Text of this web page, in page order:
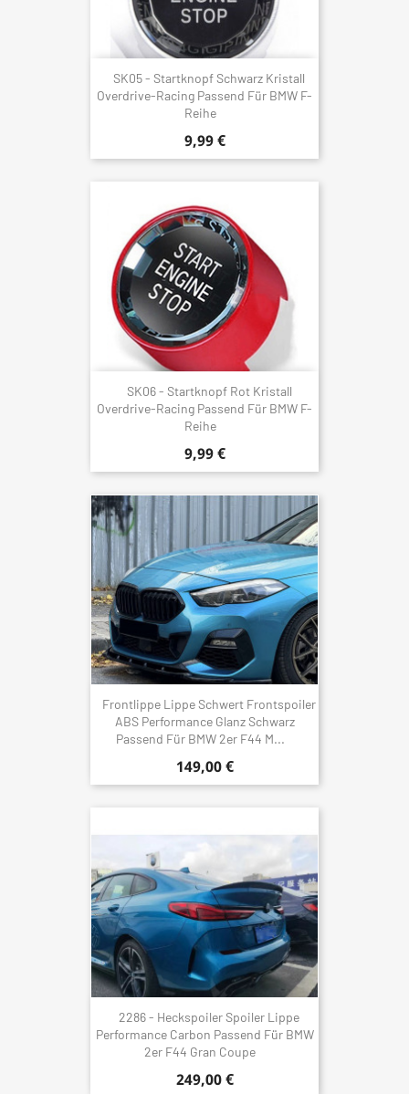
SK05 - Startknopf Schwarz Kristall
Overdrive-Racing Passend Für BMW F-
Reihe
9,99 €
SK06 - Startknopf Rot Kristall
Overdrive-Racing Passend Für BMW F-
Reihe
9,99 €
Frontlippe Lippe Schwert Frontspoiler
ABS Performance Glanz Schwarz
Passend Für BMW 2er F44 M...
149,00 €
2286 - Heckspoiler Spoiler Lippe
Performance Carbon Passend Für BMW
2er F44 Gran Coupe
249,00 €